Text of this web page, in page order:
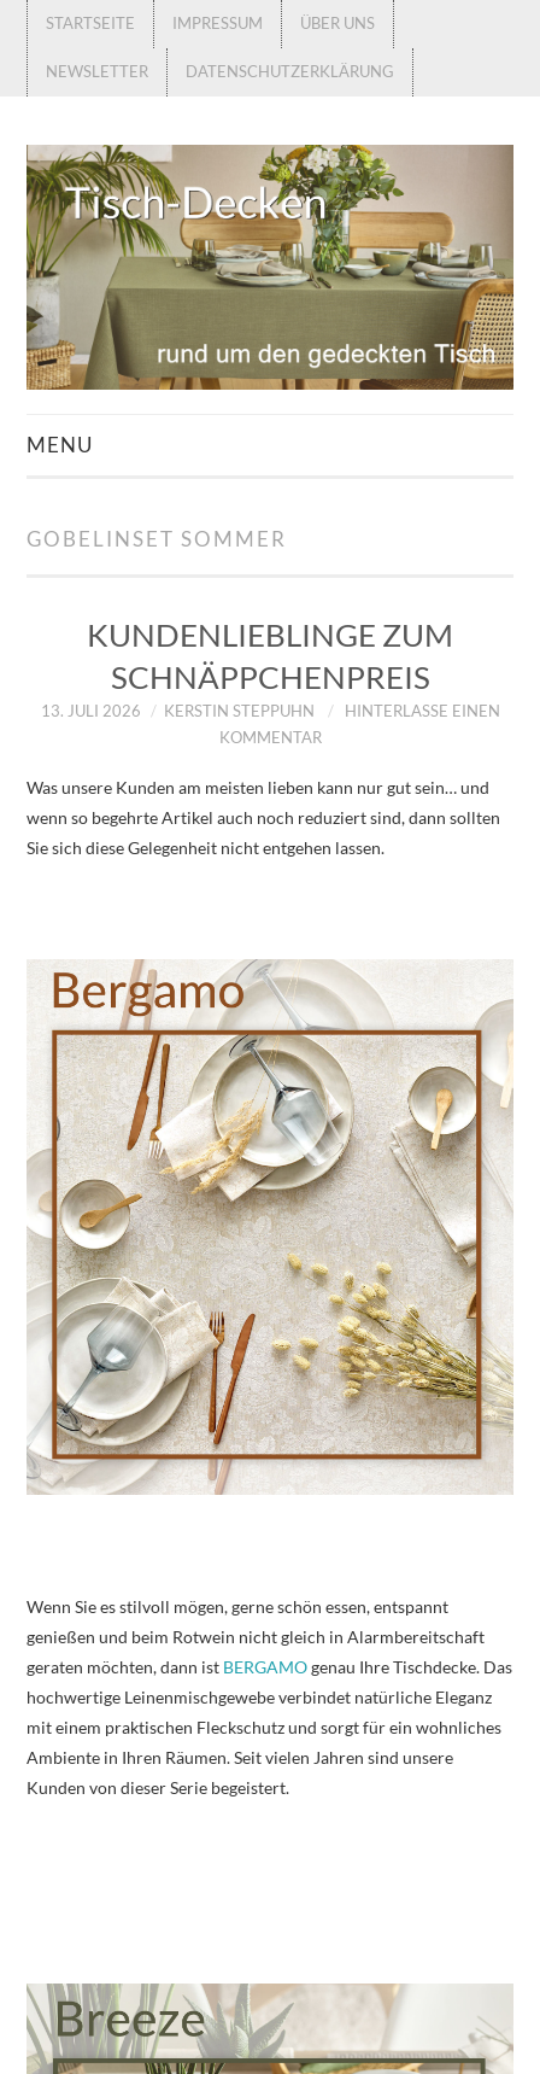
STARTSEITE IMPRESSUM ÜBER UNS
NEWSLETTER DATENSCHUTZERKLÄRUNG
MENU
ÜBER UNS
ZUM SHOP
DATENSCHUTZERKLÄRUNG
GOBELINSET SOMMER
KUNDENLIEBLINGE ZUM
SCHNÄPPCHENPREIS
13. JULI 2026 KERSTIN STEPPUHN
HINTERLASSE EINEN
KOMMENTAR
Was unsere Kunden am meisten lieben kann nur gut sein… und
wenn so begehrte Artikel auch noch reduziert sind, dann sollten
Sie sich diese Gelegenheit nicht entgehen lassen.
Wenn Sie es stilvoll mögen, gerne schön essen, entspannt
genießen und beim Rotwein nicht gleich in Alarmbereitschaft
geraten möchten, dann ist BERGAMOgenau Ihre Tischdecke. Das
hochwertige Leinenmischgewebe verbindet natürliche Eleganz
mit einem praktischen Fleckschutz und sorgt für ein wohnliches
Ambiente in Ihren Räumen. Seit vielen Jahren sind unsere
Kunden von dieser Serie begeistert.